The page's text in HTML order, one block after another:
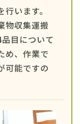
います。
物収集運搬
目について
め、作業で
可能ですの